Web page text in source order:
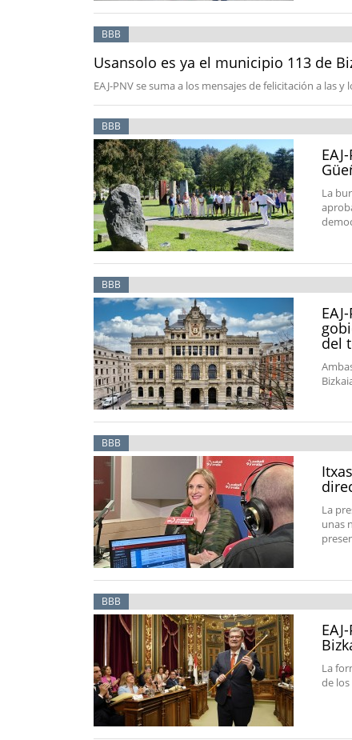
BBB
Usansolo es ya el municipio 113 de
EAJ-PNV se suma a los mensajes de felicitación a las
BBB
La
BBB
del
BBB
La
unas
BBB
La
de